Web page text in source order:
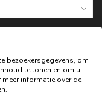
bezoekersgegevens, om
te tonen en om u
informatie over de